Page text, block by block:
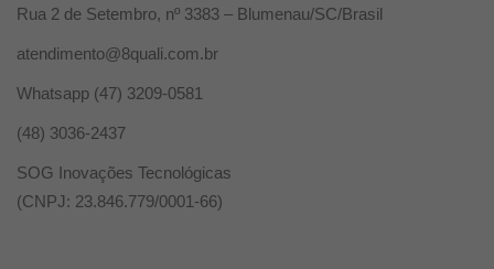
Rua 2 de Setembro, nº 3383 – Blumenau/SC/Brasil
atendimento@8quali.com.br
Whatsapp (47) 3209-0581
(48) 3036-2437
SOG Inovações Tecnológicas
(CNPJ: 23.846.779/0001-66)